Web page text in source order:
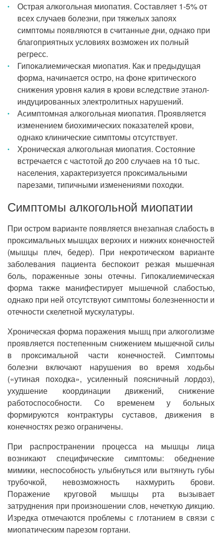
Острая алкогольная миопатия. Составляет 1-5% от
всех случаев болезни, при тяжелых запоях
симптомы появляются в считанные дни, однако при
благоприятных условиях возможен их полный
регресс.
Гипокалиемическая миопатия. Как и предыдущая
форма, начинается остро, на фоне критического
снижения уровня калия в крови вследствие этанол-
индуцированных электролитных нарушений.
Асимптомная алкогольная миопатия. Проявляется
изменением биохимических показателей крови,
однако клинические симптомы отсутствует.
Хроническая алкогольная миопатия. Состояние
встречается с частотой до 200 случаев на 10 тыс.
населения, характеризуется проксимальными
парезами, типичными изменениями походки.
Симптомы алкогольной миопатии
При остром варианте появляется внезапная слабость в
проксимальных мышцах верхних и нижних конечностей
(мышцы плеч, бедер). При некротическом варианте
заболевания пациента беспокоит резкая мышечная
боль, пораженные зоны отечны. Гипокалиемическая
форма также манифестирует мышечной слабостью,
однако при ней отсутствуют симптомы болезненности и
отечности скелетной мускулатуры.
Хроническая форма поражения мышц при алкоголизме
проявляется постепенным снижением мышечной силы
в проксимальной части конечностей. Симптомы
болезни включают нарушения во время ходьбы
(«утиная походка», усиленный поясничный лордоз),
ухудшение координации движений, снижение
работоспособности. Со временем у больных
формируются контрактуры суставов, движения в
конечностях резко ограничены.
При распространении процесса на мышцы лица
возникают специфические симптомы: обеднение
мимики, неспособность улыбнуться или вытянуть губы
трубочкой, невозможность нахмурить брови.
Поражение круговой мышцы рта вызывает
затруднения при произношении слов, нечеткую дикцию.
Изредка отмечаются проблемы с глотанием в связи с
миопатическим парезом гортани.